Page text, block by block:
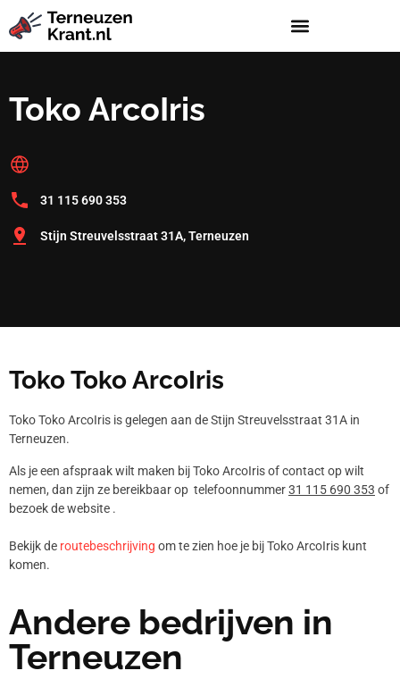
Toko ArcoIris
31 115 690 353
Stijn Streuvelsstraat 31A, Terneuzen
Toko Toko ArcoIris
Toko Toko ArcoIris is gelegen aan de Stijn Streuvelsstraat 31A in
Terneuzen.
Als je een afspraak wilt maken bij Toko ArcoIris of contact op wilt
nemen, dan zijn ze bereikbaar op telefoonnummer31 115 690 353 of
bezoek de website .
Bekijk de routebeschrijving om te zien hoe je bij Toko ArcoIris kunt
komen.
Andere bedrijven in
Terneuzen